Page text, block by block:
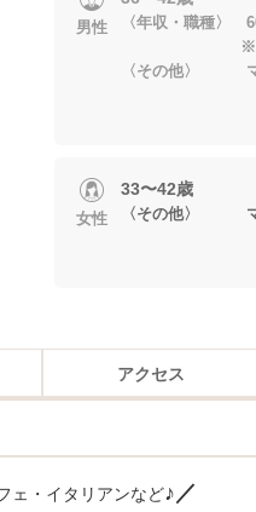
男性
〈年収・職種〉
※いずれか
〈その他〉 マ
女性
33〜42歳
〈その他〉 マ
アクセス
ェ・イタリアンなど♪／